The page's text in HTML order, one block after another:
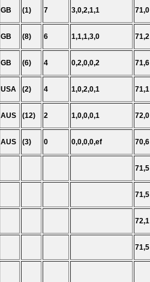
GB (1) 7 3,0,2,1,1 71,0
GB (8) 6 1,1,1,3,0 71,2
GB (6) 4 0,2,0,0,2 71,6
USA (2) 4 1,0,2,0,1 71,1
AUS (12) 2 1,0,0,0,1 72,0
AUS (3) 0 0,0,0,0,ef 70,6
71,5
71,5
72,1
71,5